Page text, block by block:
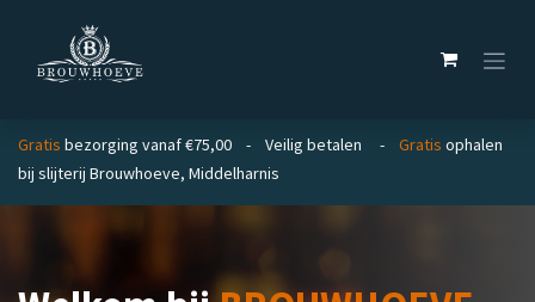
Gratis bezorging vanaf €75,00 - Veilig betalen - Gratis ophalen
bij slijterij Brouwhoeve, Middelharnis